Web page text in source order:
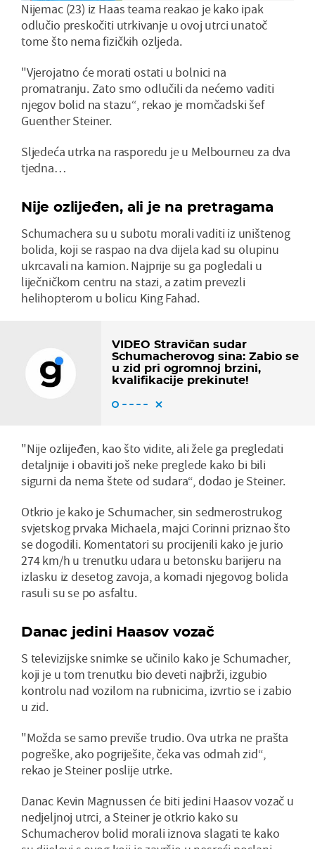
Nijemac (23) iz Haas teama reakao je kako ipak
odlučio preskočiti utrkivanje u ovoj utrci unatoč
tome što nema fizičkih ozljeda.
"Vjerojatno će morati ostati u bolnici na
promatranju. Zato smo odlučili da nećemo vaditi
njegov bolid na stazu“, rekao je momčadski šef
Guenther Steiner.
Sljedeća utrka na rasporedu je u Melbourneu za dva
tjedna…
Nije ozlijeđen, ali je na pretragama
Schumachera su u subotu morali vaditi iz uništenog
bolida, koji se raspao na dva dijela kad su olupinu
ukrcavali na kamion. Najprije su ga pogledali u
liječničkom centru na stazi, a zatim prevezli
helihopterom u bolicu King Fahad.
VIDEO Stravičan sudar
Schumacherovog sina: Zabio se
u zid pri ogromnoj brzini,
kvalifikacije prekinute!
"Nije ozlijeđen, kao što vidite, ali žele ga pregledati
detaljnije i obaviti još neke preglede kako bi bili
sigurni da nema štete od sudara“, dodao je Steiner.
Otkrio je kako je Schumacher, sin sedmerostrukog
svjetskog prvaka Michaela, majci Corinni priznao što
se dogodili. Komentatori su procijenili kako je jurio
274 km/h u trenutku udara u betonsku barijeru na
izlasku iz desetog zavoja, a komadi njegovog bolida
rasuli su se po asfaltu.
Danac jedini Haasov vozač
S televizijske snimke se učinilo kako je Schumacher,
koji je u tom trenutku bio deveti najbrži, izgubio
kontrolu nad vozilom na rubnicima, izvrtio se i zabio
u zid.
"Možda se samo previše trudio. Ova utrka ne prašta
pogreške, ako pogriješite, čeka vas odmah zid“,
rekao je Steiner poslije utrke.
Danac Kevin Magnussen će biti jedini Haasov vozač u
nedjeljnoj utrci, a Steiner je otkrio kako su
Schumacherov bolid morali iznova slagati te kako